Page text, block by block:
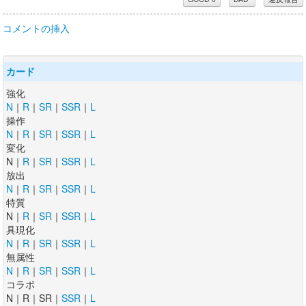
コメントの挿入
カード
強化
N ｜ R ｜ SR ｜ SSR ｜ L
操作
N ｜ R ｜ SR ｜ SSR ｜ L
変化
N｜ R ｜ SR ｜ SSR ｜ L
放出
N ｜ R ｜ SR ｜ SSR ｜ L
特質
N｜ R ｜ SR ｜ SSR ｜ L
具現化
N ｜ R ｜ SR ｜ SSR ｜ L
無属性
N ｜ R ｜ SR ｜ SSR ｜ L
コラボ
N｜R｜SR｜ SSR ｜ L